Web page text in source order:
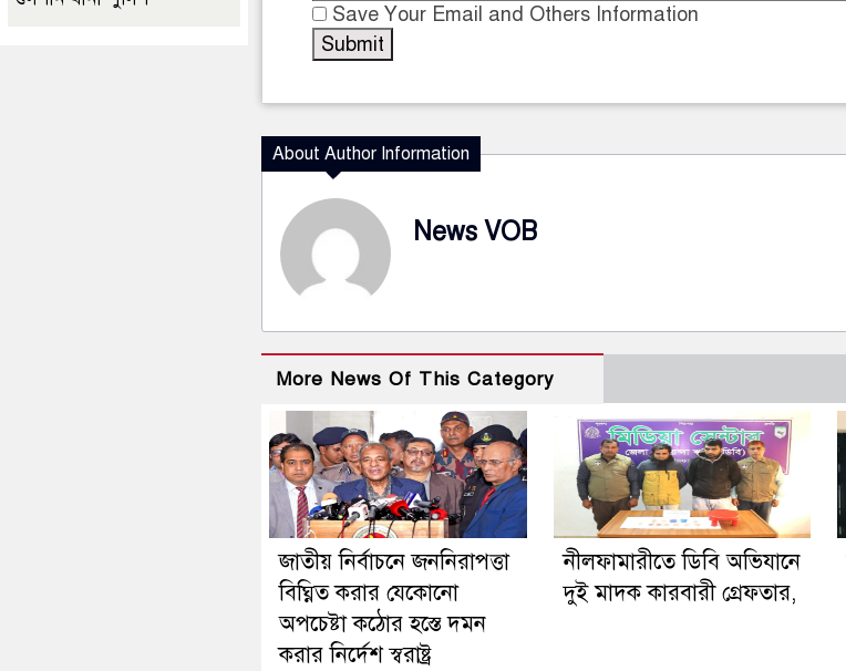
Save Your Email and Others Information
About Author Information
News VOB
More News Of This Category
জাতীয় নির্বাচনে জননিরাপত্তা
বিঘ্নিত করার যেকোনো
অপচেষ্টা কঠোর হস্তে দমন
করার নির্দেশ স্বরাষ্ট্র
নীলফামারীতে ডিবি অভিযানে
দুই মাদক কারবারী গ্রেফতার,